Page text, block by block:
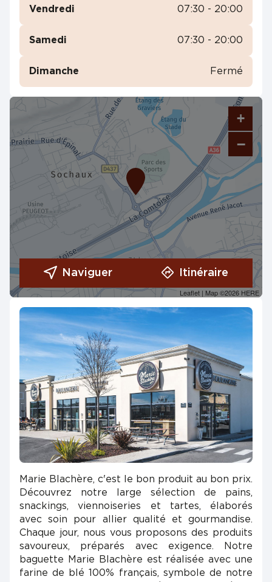
Vendredi 07:30 - 20:00
Samedi 07:30 - 20:00
Dimanche Fermé
+
−
Leaflet | Map ©2026 HERE
Naviguer Itinéraire
Marie Blachère, c'est le bon produit au bon prix.
Découvrez notre large sélection de pains,
snackings, viennoiseries et tartes, élaborés
avec soin pour allier qualité et gourmandise.
Chaque jour, nous vous proposons des produits
savoureux, préparés avec exigence. Notre
baguette Marie Blachère est réalisée avec une
farine de blé 100% français, symbole de notre